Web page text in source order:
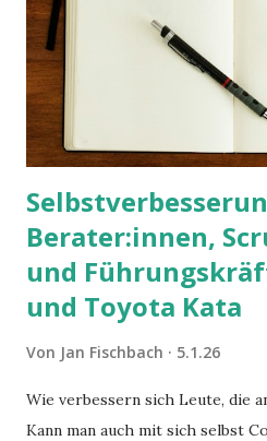
Berater:innen,
und
und Toyota Kata
Von Jan Fischbach 5.1.26
Wie verbessern sich Leute, die
Kann man auch mit sich selbst